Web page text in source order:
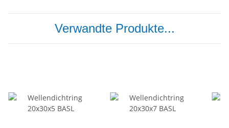
Verwandte Produkte...